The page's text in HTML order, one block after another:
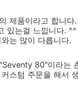
제품이라고 합니
는걸 느낍니다.
는 많이 다릅니다.
80″이라는
스텀 주문을 해서